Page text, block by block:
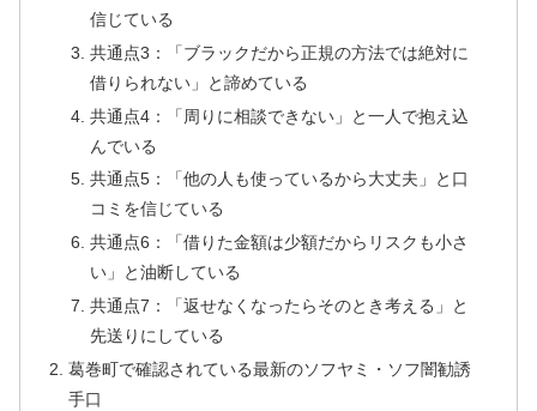
信じている
共通点3：「ブラックだから正規の方法では絶対に
借りられない」と諦めている
共通点4：「周りに相談できない」と一人で抱え込
んでいる
共通点5：「他の人も使っているから大丈夫」と口
コミを信じている
共通点6：「借りた金額は少額だからリスクも小さ
い」と油断している
共通点7：「返せなくなったらそのとき考える」と
先送りにしている
葛巻町で確認されている最新のソフヤミ・ソフ闇勧誘
手口